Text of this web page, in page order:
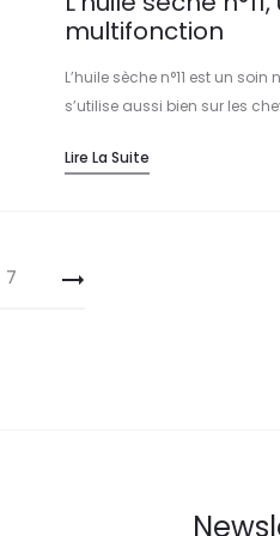
multifonction
L’huile sèche n°11 est un
s’utilise aussi bien sur les
Lire La Suite
7